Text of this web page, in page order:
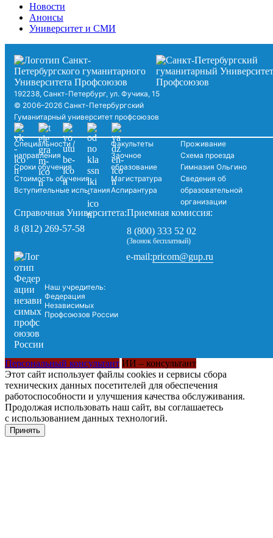
Новости
Анонсы
Университет и СМИ
192238, Санкт-Петербург, ул. Фучика, 15
© 2006–2026 Санкт-Петербургский
Гуманитарный университет профсоюзов
Специальности /
направления
Сроки обучения
Стоимость обучения
Вступительные испытания
Факультеты
Заочное
образование
Магистратура
Аспирантура
Проживание
Схема проезда
Гимназия Ольгино
Сведения об
образовательной
организации
Справочная Университета:
8 (812) 269-57-58
Приемная комиссия:
8 (800) 333 52 02
(Звонок бесплатный)
Наш учредитель:
Федерация
Независимых
Профсоюзов России
e-mail:pricom@gup.ru
Персональный консультант ИИ – консультант
Этот сайт использует файлы cookies и сервисы сбора
технических данных посетителей для обеспечения
работоспособности и улучшения качества обслуживания.
Продолжая использовать наш сайт, вы соглашаетесь
с использованием данных технологий.
Принять